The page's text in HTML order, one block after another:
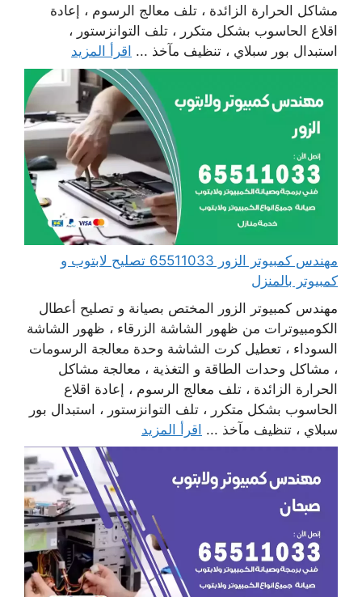
مشاكل الحرارة الزائدة ، تلف معالج الرسوم ، إعادة
اقلاع الحاسوب بشكل متكرر ، تلف التوانزستور ،
استبدال بور سبلاي ، تنظيف مآخذ ... اقرأ المزيد
مهندس كمبيوتر الزور 65511033 تصليح لابتوب و
كمبيوتر بالمنزل
مهندس كمبيوتر الزور المختص بصيانة و تصليح أعطال
الكومبيوترات من ظهور الشاشة الزرقاء ، ظهور الشاشة
السوداء ، تعطيل كرت الشاشة وحدة معالجة الرسومات
، مشاكل وحدات الطاقة و التغذية ، معالجة مشاكل
الحرارة الزائدة ، تلف معالج الرسوم ، إعادة اقلاع
الحاسوب بشكل متكرر ، تلف التوانزستور ، استبدال بور
سبلاي ، تنظيف مآخذ ... اقرأ المزيد